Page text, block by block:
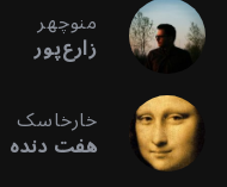
منوچهر
زارع‌پور
خارخاسک
هفت دنده